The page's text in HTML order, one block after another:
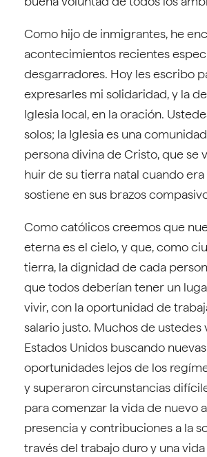
Como hijo de inmigrantes, he
acontecimientos recientes
desgarradores. Hoy les escribo
expresarles mi solidaridad, y la
Iglesia local, en la oración.
solos; la Iglesia es una
persona divina de Cristo, que se
huir de su tierra natal cuando era
sostiene en sus brazos
Como católicos creemos que
eterna es el cielo, y que, como
tierra, la dignidad de cada
que todos deberían tener un
vivir, con la oportunidad de
salario justo. Muchos de ustedes
Estados Unidos buscando nuevas
oportunidades lejos de los
y superaron circunstancias
para comenzar la vida de nuevo
presencia y contribuciones a la
través del trabajo duro y una